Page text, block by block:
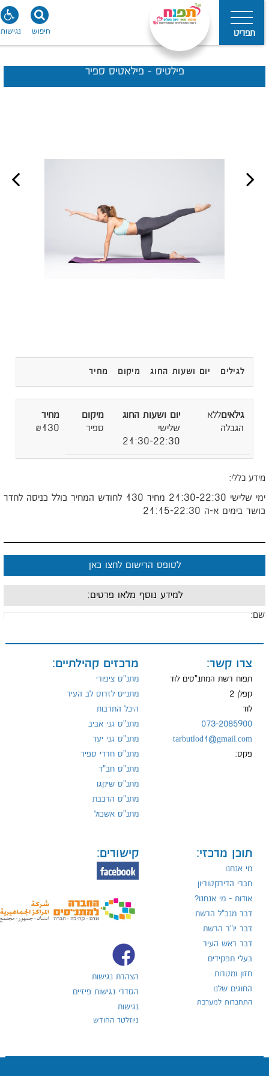
תפריט נגישות חיפוש
פילטיס - פילאטיס ספיר
לגילים יום ושעות החוג מיקום מחיר
ללא
הגבלה
שלישי
21:30-22:30
ספיר ₪130
כללי:
ימי שלישי 21:30-22:30 מחיר 130 לחודש המחיר כולל כניסה לחדר
בימים א-ה 21:15-22:30
לטופס הרישום לחצו כאן
למידע נוסף מלאו פרטים:
צרו קשר:
תפוח רשת המתנ"סים לוד
קפלן 2
לוד
073-2085900
tarbutlod1@gmail.com
פקס:
מרכזים קהילתיים:
מתנ"ס ציפורי
מתנ״ס לזרוס לב העיר
היכל התרבות
מתנ"ס גני אביב
מתנ"ס גני יער
מתנ"ס חרדי ספיר
מתנ"ס חב"ד
מתנ"ס שיקגו
מתנ"ס הרכבת
מתנ"ס אשכול
תוכן מרכזי:
מי אנחנו
חברי הדירקטוריון
אודות - מי אנחנו?
דבר מנכ"ל הרשת
דבר יו"ר הרשת
דבר ראש העיר
בעלי תפקידים
חזון ומטרות
החוגים שלנו
התחברות למערכת
קישורים:
הצהרת נגישות
הסדרי נגישות פיזיים
נגישות
ניוזלטר החודש